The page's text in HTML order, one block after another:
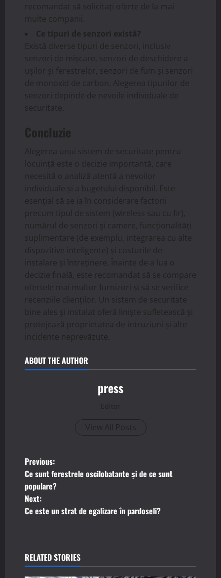
recomandat să solicitați oferte de la mai
multe companii.
Ce tipuri de senzori există?
Există diverse tipuri de senzori, inclusiv
senzori de mișcare, senzori de deschidere a
ușilor și ferestrelor, senzori de fum și senzori
de monoxid de carbon. Alegerea tipurilor de
senzori depinde de nevoile individuale de
securitate.
Concluzie
Alegerea unui sistem de securitate pentru
locuință este o decizie importantă, care
necesită o analiză atentă a nevoilor
individuale și a bugetului disponibil. Este
esențial să se ia în considerare factorii
precum tipul de sistem (wireless sau cu fir),
numărul de senzori și camere, funcționalități
suplimentare (de exemplu, integrarea cu alte
dispozitive inteligente) și costurile de
instalare și întreținere. Înainte de a lua o
decizie finală, este recomandat să se compare
ofertele mai multor furnizori și să se verifice
recenziile clienților. Un sistem de securitate
bine ales și instalat oferă liniște sufletească și
protejează proprietatea de intruziuni și alte
incidente neprevăzute.
ABOUT THE AUTHOR
press
Editor
View All Posts
P
o
s
a
Previous:
Ce sunt ferestrele oscilobatante și de ce sunt
populare?
Next:
Ce este un strat de egalizare în pardoseli?
RELATED STORIES